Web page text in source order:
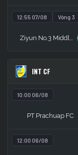
12:55 07/08 Vòng 3
Ziyun No.3 Middle School
INT CF
10:00 06/08
PT Prachuap FC
12:00 06/08